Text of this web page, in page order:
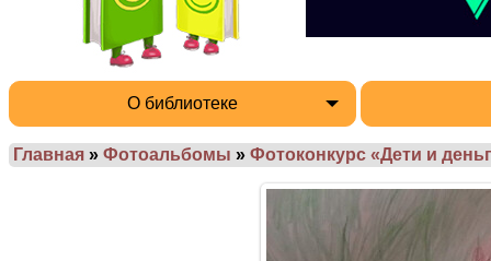
О библиотеке
Главная » Фотоальбомы » Фотоконкурс «Дети и